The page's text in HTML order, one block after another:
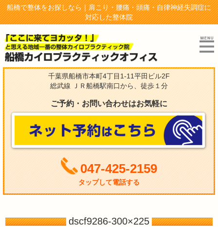
船橋で整体をお探しなら｜肩こり・腰痛・頭痛・自律神経失調症に
対応した整体院
千葉県船橋市本町4丁目1-11平田ビル2F
総武線 ＪＲ船橋駅南口から、徒歩１分
ご予約・お問い合わせはお気軽に
047-425-2159
タップして電話する
dscf9286-300×225